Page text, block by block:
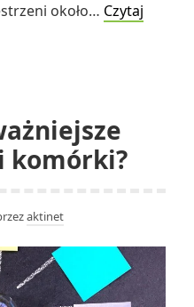
około… Czytaj
komórki?
aktinet